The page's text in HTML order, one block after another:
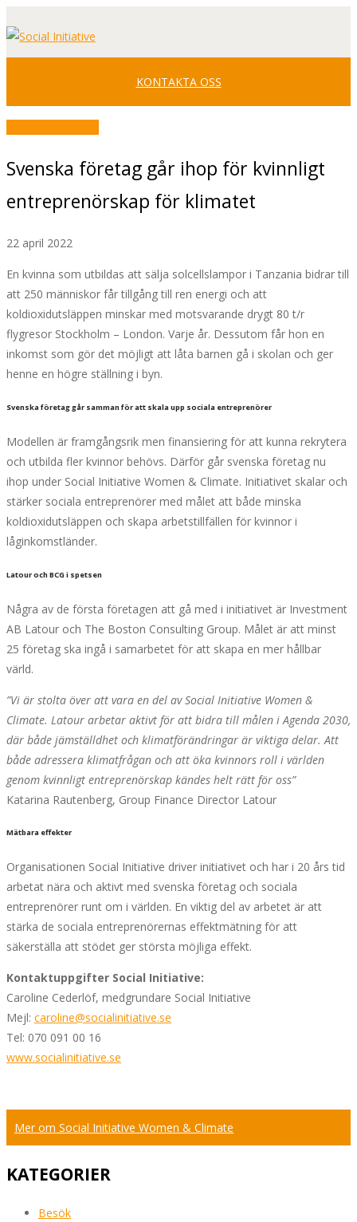
Facebook
Profile
Youtube
Profile
LinkedIn
Profile
KONTAKTA OSS
Svenska företag går ihop för kvinnligt
entreprenörskap för klimatet
22 april 2022
En kvinna som utbildas att sälja solcellslampor i Tanzania bidrar till
att 250 människor får tillgång till ren energi och att
koldioxidutsläppen minskar med motsvarande drygt 80 t/r
flygresor Stockholm – London. Varje år. Dessutom får hon en
inkomst som gör det möjligt att låta barnen gå i skolan och ger
henne en högre ställning i byn.
Svenska företag går samman för att skala upp sociala entreprenörer
Modellen är framgångsrik men finansiering för att kunna rekrytera
och utbilda fler kvinnor behövs. Därför går svenska företag nu
ihop under Social Initiative Women & Climate. Initiativet skalar och
stärker sociala entreprenörer med målet att både minska
koldioxidutsläppen och skapa arbetstillfällen för kvinnor i
låginkomstländer.
Latour och BCG i spetsen
Några av de första företagen att gå med i initiativet är Investment
AB Latour och The Boston Consulting Group. Målet är att minst
25 företag ska ingå i samarbetet för att skapa en mer hållbar
värld.
”Vi är stolta över att vara en del av Social Initiative Women &
Climate. Latour arbetar aktivt för att bidra till målen i Agenda 2030,
där både jämställdhet och klimatförändringar är viktiga delar. Att
både adressera klimatfrågan och att öka kvinnors roll i världen
genom kvinnligt entreprenörskap kändes helt rätt för oss”
Katarina Rautenberg, Group Finance Director Latour
Mätbara effekter
Organisationen Social Initiative driver initiativet och har i 20 års tid
arbetat nära och aktivt med svenska företag och sociala
entreprenörer runt om i världen. En viktig del av arbetet är att
stärka de sociala entreprenörernas effektmätning för att
säkerställa att stödet ger största möjliga effekt.
Kontaktuppgifter Social Initiative:
Caroline Cederlöf, medgrundare Social Initiative
Mejl: caroline@socialinitiative.se
Tel: 070 091 00 16
www.socialinitiative.se
Mer om Social Initiative Women & Climate
KATEGORIER
Besök